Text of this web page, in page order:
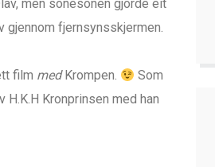
men sonesonen gjorde eit
gjennom fjernsynsskjermen.
film medKrompen.
Som
Kronprinsen med han